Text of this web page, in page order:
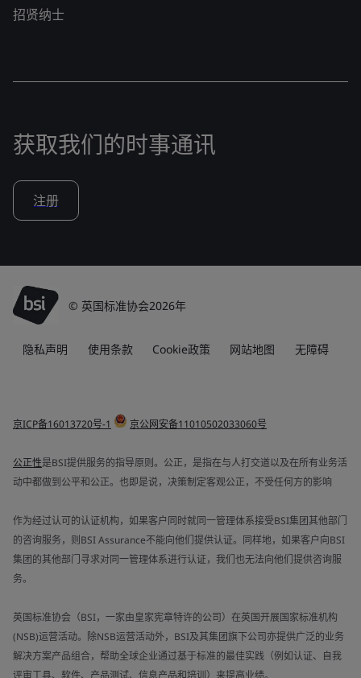
招贤纳士
获取我们的时事通讯
注册
© 英国标准协会2026年
隐私声明 使用条款 Cookie政策 网站地图 无障碍
京ICP备16013720号-1 京公网安备11010502033060号
公正性是BSI提供服务的指导原则。公正，是指在与人打交道以及在所有业务活
动中都做到公平和公正。也即是说，决策制定客观公正，不受任何方的影响
作为经过认可的认证机构，如果客户同时就同一管理体系接受BSI集团其他部门
的咨询服务，则BSI Assurance不能向他们提供认证。同样地，如果客户向BSI
集团的其他部门寻求对同一管理体系进行认证，我们也无法向他们提供咨询服
务。
英国标准协会（BSI，一家由皇家宪章特许的公司）在英国开展国家标准机构
(NSB)运营活动。除NSB运营活动外，BSI及其集团旗下公司亦提供广泛的业务
解决方案产品组合，帮助全球企业通过基于标准的最佳实践（例如认证、自我
评审工具、软件、产品测试、信息产品和培训）来提高业绩。